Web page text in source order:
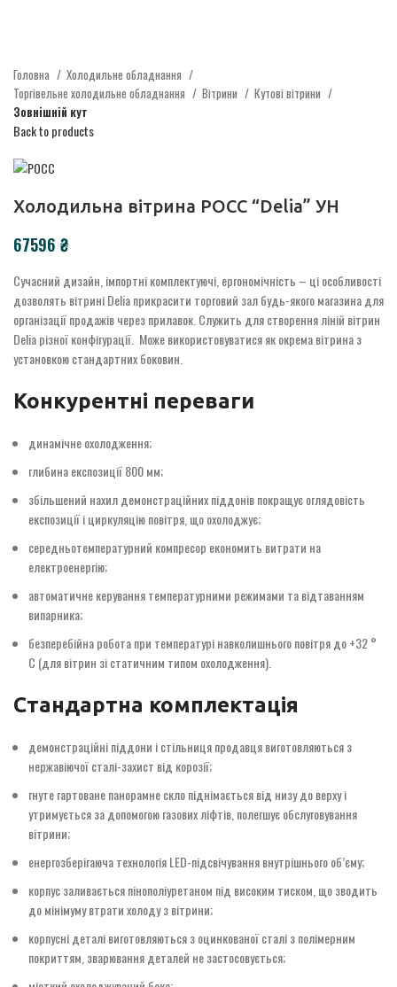
Головна
Холодильне обладнання
Торгівельне холодильне обладнання
Вітрини
Кутові вітрини
Зовнішній кут
Back to products
Холодильна вітрина РОСС “Delia” УН
₴
Сучасний дизайн, імпортні комплектуючі, ергономічність – ці особливості
дозволять вітрині Delia прикрасити торговий зал будь-якого магазина для
організації продажів через прилавок. Служить для створення ліній вітрин
Delia різної конфігурації. Може використовуватися як окрема вітрина з
установкою стандартних боковин.
Конкурентні переваги
динамічне охолодження;
глибина експозиції 800 мм;
збільшений нахил демонстраційних піддонів покращує оглядовість
експозиції і циркуляцію повітря, що охолоджує;
середньотемпературний компресор економить витрати на
електроенергію;
автоматичне керування температурними режимами та відтаванням
випарника;
безперебійна робота при температурі навколишнього повітря до +32 °
С (для вітрин зі статичним типом охолодження).
Стандартна комплектація
демонстраційні піддони і стільниця продавця виготовляються з
нержавіючої сталі-захист від корозії;
гнуте гартоване панорамне скло піднімається від низу до верху і
утримується за допомогою газових ліфтів, полегшує обслуговування
вітрини;
енергозберігаюча технологія LED-підсвічування внутрішнього об’єму;
корпус заливається пінополіуретаном під високим тиском, що зводить
до мінімуму втрати холоду з вітрини;
корпусні деталі виготовляються з оцинкованої сталі з полімерним
покриттям, зварювання деталей не застосовується;